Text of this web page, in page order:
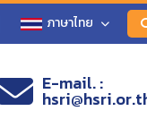
ภาษาไทย
E-mail. :